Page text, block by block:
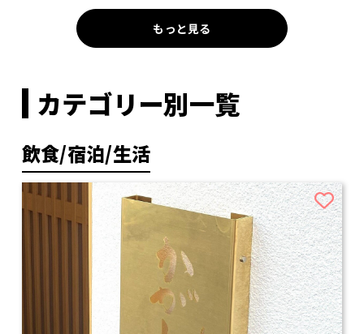
もっと見る
カテゴリー別一覧
飲食/宿泊/生活